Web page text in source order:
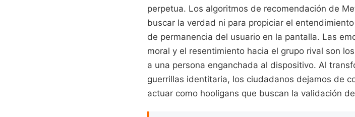
perpetua. Los algoritmos de recomendación de
buscar la verdad ni para propiciar el
de permanencia del usuario en la pantalla. Las
moral y el resentimiento hacia el grupo rival son
a una persona enganchada al dispositivo. Al
guerrillas identitaria, los ciudadanos dejamos de
actuar como hooligans que buscan la validación